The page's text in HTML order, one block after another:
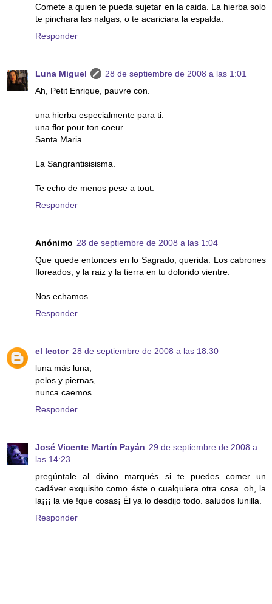
Comete a quien te pueda sujetar en la caida. La hierba solo
te pinchara las nalgas, o te acariciara la espalda.
Responder
Luna Miguel
28 de septiembre de 2008 a las 1:01
Ah, Petit Enrique, pauvre con.
una hierba especialmente para ti.
una flor pour ton coeur.
Santa Maria.
La Sangrantisisisma.
Te echo de menos pese a tout.
Responder
Anónimo 28 de septiembre de 2008 a las 1:04
Que quede entonces en lo Sagrado, querida. Los cabrones
floreados, y la raiz y la tierra en tu dolorido vientre.
Nos echamos.
Responder
el lector 28 de septiembre de 2008 a las 18:30
luna más luna,
pelos y piernas,
nunca caemos
Responder
José Vicente Martín Payán 29 de septiembre de 2008 a
las 14:23
pregúntale al divino marqués si te puedes comer un
cadáver exquisito como éste o cualquiera otra cosa. oh, la
la¡¡¡ la vie !que cosas¡ Él ya lo desdijo todo. saludos lunilla.
Responder